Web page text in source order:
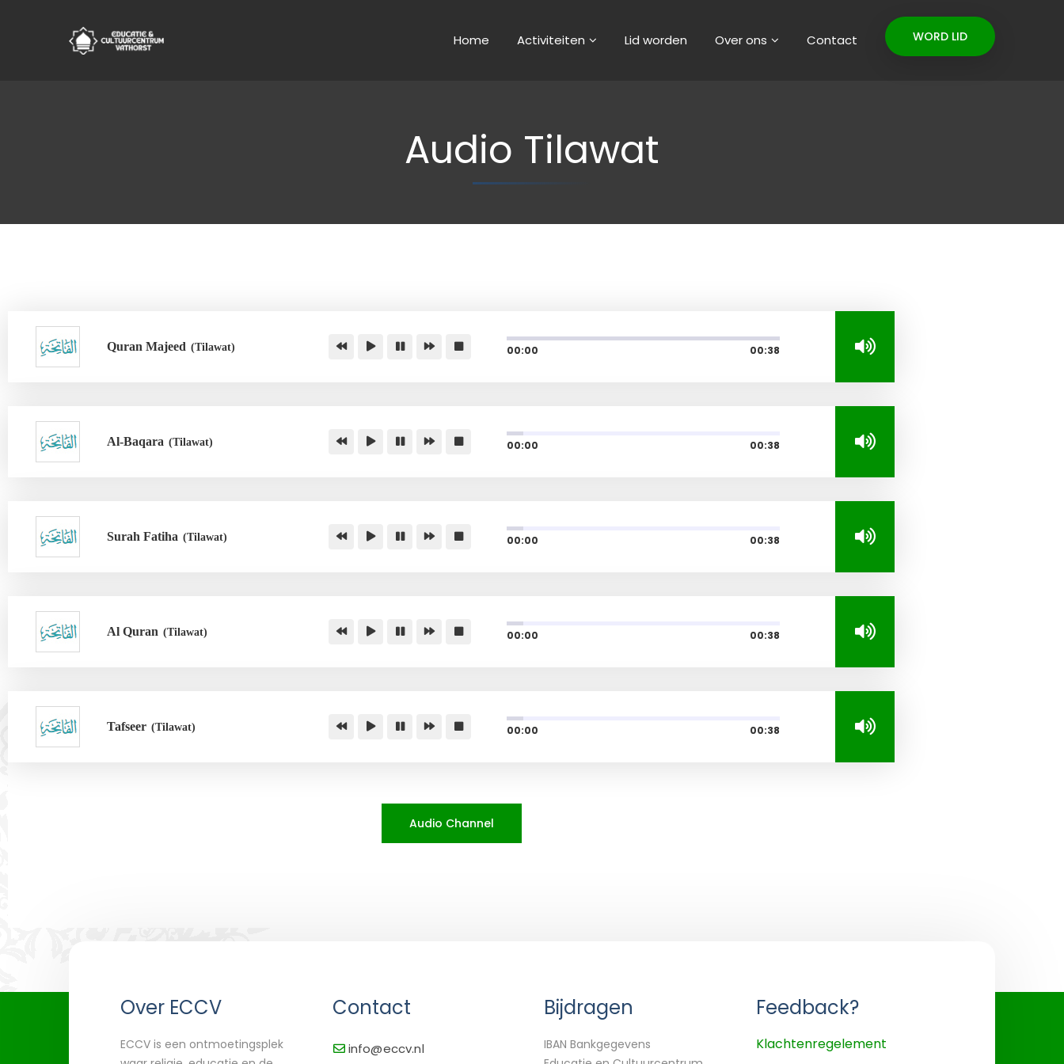
WORD LID
Home Activiteiten Lid worden Over ons Contact
Audio Tilawat
Quran Majeed (Tilawat) 00:00 00:38
Al-Baqara (Tilawat) 00:00 00:38
Surah Fatiha (Tilawat) 00:00 00:38
Al Quran (Tilawat) 00:00 00:38
Tafseer (Tilawat) 00:00 00:38
Audio Channel
Over ECCV
ECCV is een ontmoetingsplek
Contact
info@eccv.nl
Bijdragen
IBAN Bankgegevens
Feedback?
Klachtenregelement